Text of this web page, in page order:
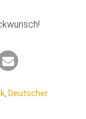
,Deutscher